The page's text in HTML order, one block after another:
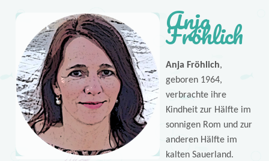
Anja
Fröhlich
Anja Fröhlich,
geboren 1964,
verbrachte ihre
Kindheit zur Hälfte im
sonnigen Rom und zur
anderen Hälfte im
kalten Sauerland.